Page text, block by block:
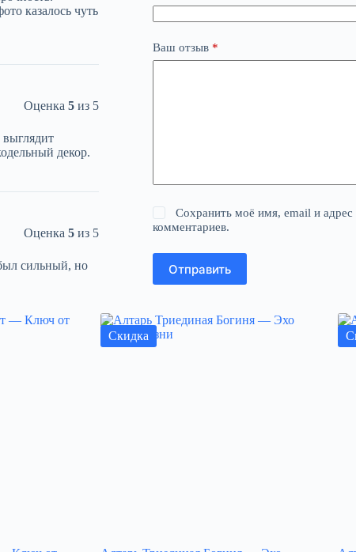
казалось чуть
Оценка5 из 5
выглядит
декор.
Оценка5 из 5
сильный, но
Ваш отзыв *
Сохранить моё имя, email и
комментариев.
Отправить
Скидка